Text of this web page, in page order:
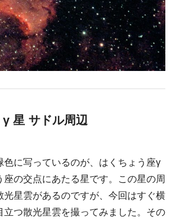
星 サドル周辺
色に写っているのが、はくちょう座γ
の交点にあたる星です。この星の周
光星雲があるのですが、今回はすぐ横
立つ散光星雲を撮ってみました。その